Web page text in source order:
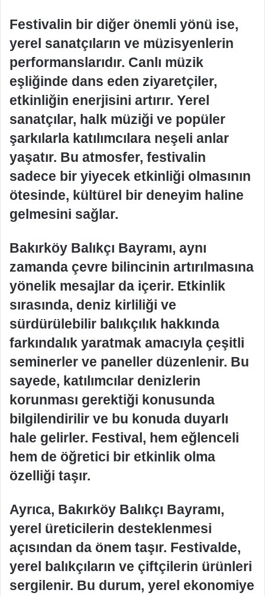
Festivalin bir diğer önemli yönü ise,
yerel sanatçıların ve müzisyenlerin
performanslarıdır. Canlı müzik
eşliğinde dans eden ziyaretçiler,
etkinliğin enerjisini artırır. Yerel
sanatçılar, halk müziği ve popüler
şarkılarla katılımcılara neşeli anlar
yaşatır. Bu atmosfer, festivalin
sadece bir yiyecek etkinliği olmasının
ötesinde, kültürel bir deneyim haline
gelmesini sağlar.
Bakırköy Balıkçı Bayramı, aynı
zamanda çevre bilincinin artırılmasına
yönelik mesajlar da içerir. Etkinlik
sırasında, deniz kirliliği ve
sürdürülebilir balıkçılık hakkında
farkındalık yaratmak amacıyla çeşitli
seminerler ve paneller düzenlenir. Bu
sayede, katılımcılar denizlerin
korunması gerektiği konusunda
bilgilendirilir ve bu konuda duyarlı
hale gelirler. Festival, hem eğlenceli
hem de öğretici bir etkinlik olma
özelliği taşır.
Ayrıca, Bakırköy Balıkçı Bayramı,
yerel üreticilerin desteklenmesi
açısından da önem taşır. Festivalde,
yerel balıkçıların ve çiftçilerin ürünleri
sergilenir. Bu durum, yerel ekonomiye